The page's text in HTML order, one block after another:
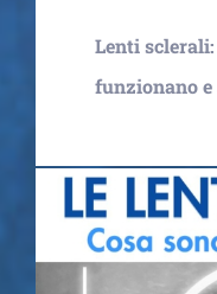
Lenti sclerali:
funzionano